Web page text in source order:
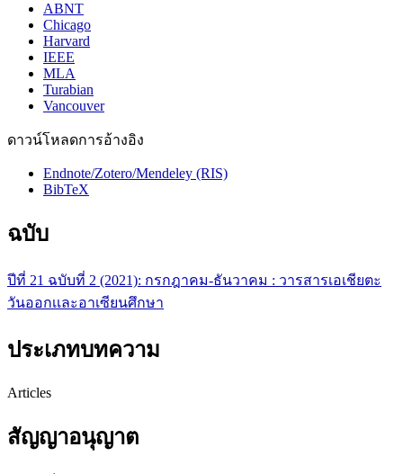
ABNT
Chicago
Harvard
IEEE
MLA
Turabian
Vancouver
ดาวน์โหลดการอ้างอิง
Endnote/Zotero/Mendeley (RIS)
BibTeX
ฉบับ
ปีที่ 21 ฉบับที่ 2 (2021): กรกฎาคม-ธันวาคม : วารสารเอเชียตะ
วันออกเเละอาเซียนศึกษา
ประเภทบทความ
Articles
สัญญาอนุญาต